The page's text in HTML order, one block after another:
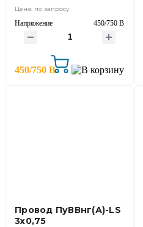
450/750 В
Цена: по запросу
Напряжение 450/750 В
Провод ПуВВнг(А)-LS
3х0,75